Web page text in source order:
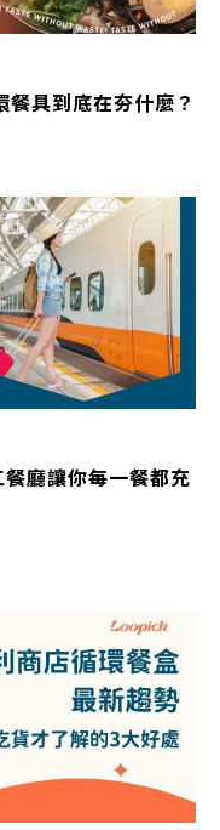
具到底在夯什麼？
廳讓你每一餐都充